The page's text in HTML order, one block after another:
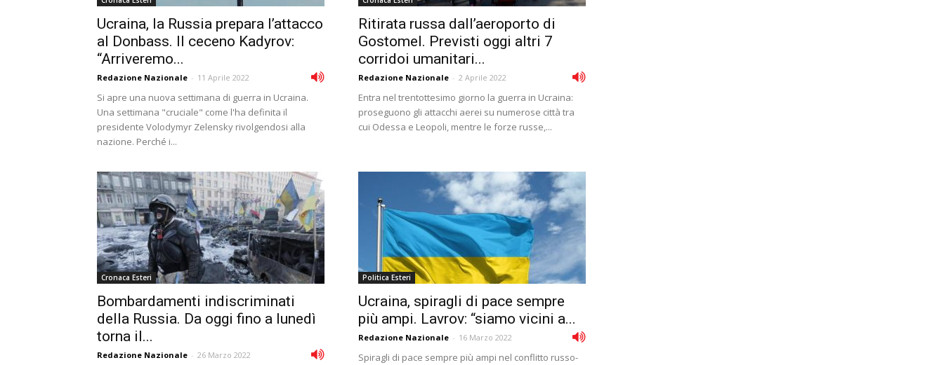
Ucraina, la Russia prepara l’attacco
al Donbass. Il ceceno Kadyrov:
“Arriveremo...
Redazione Nazionale - 11 Aprile 2022
Si apre una nuova settimana di guerra in Ucraina.
Una settimana "cruciale" come l'ha definita il
presidente Volodymyr Zelensky rivolgendosi alla
nazione. Perché i...
Ritirata russa dall’aeroporto di
Gostomel. Previsti oggi altri 7
corridoi umanitari...
Redazione Nazionale - 2 Aprile 2022
Entra nel trentottesimo giorno la guerra in Ucraina:
proseguono gli attacchi aerei su numerose città tra
cui Odessa e Leopoli, mentre le forze russe,...
Cronaca Esteri
Bombardamenti indiscriminati
della Russia. Da oggi fino a lunedì
torna il...
Redazione Nazionale - 26 Marzo 2022
Politica Esteri
Ucraina, spiragli di pace sempre
più ampi. Lavrov: “siamo vicini a...
Redazione Nazionale - 16 Marzo 2022
Spiragli di pace sempre più ampi nel conflitto russo-